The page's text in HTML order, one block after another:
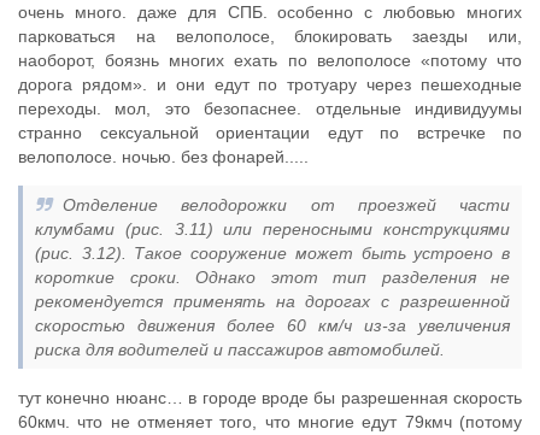
очень много. даже для СПБ. особенно с любовью многих
парковаться на велополосе, блокировать заезды или,
наоборот, боязнь многих ехать по велополосе «потому что
дорога рядом». и они едут по тротуару через пешеходные
переходы. мол, это безопаснее. отдельные индивидуумы
странно сексуальной ориентации едут по встречке по
велополосе. ночью. без фонарей.....
Отделение велодорожки от проезжей части
клумбами (рис. 3.11) или переносными конструкциями
(рис. 3.12). Такое сооружение может быть устроено в
короткие сроки. Однако этот тип разделения не
рекомендуется применять на дорогах с разрешенной
скоростью движения более 60 км/ч из-за увеличения
риска для водителей и пассажиров автомобилей.
тут конечно нюанс… в городе вроде бы разрешенная скорость
60кмч. что не отменяет того, что многие едут 79кмч (потому